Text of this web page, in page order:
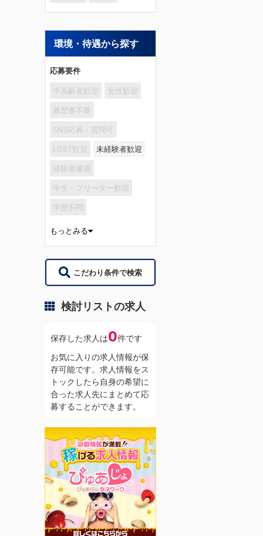
環境・待遇から探す
応募要件
中高齢者歓迎 女性歓迎
履歴書不要
SNS応募・質問可
LGBT歓迎 未経験者歓迎
経験者優遇
学生・フリーター歓迎
学歴不問
もっとみる
こだわり条件で検索
検討リストの求人
保存した求人は0件です
お気に入りの求人情報が保
存可能です。求人情報をス
トックしたら自身の希望に
合った求人先にまとめて応
募することができます。